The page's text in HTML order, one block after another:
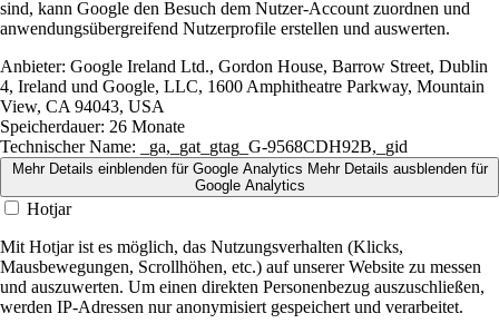
sind, kann Google den Besuch dem Nutzer-Account zuordnen und
anwendungsübergreifend Nutzerprofile erstellen und auswerten.
Anbieter: Google Ireland Ltd., Gordon House, Barrow Street, Dublin
4, Ireland und Google, LLC, 1600 Amphitheatre Parkway, Mountain
View, CA 94043, USA
Speicherdauer: 26 Monate
Technischer Name: _ga,_gat_gtag_G-9568CDH92B,_gid
Mehr Details einblendenfür Google Analytics Mehr Details ausblendenfür
Google Analytics
Hotjar
Mit Hotjar ist es möglich, das Nutzungsverhalten (Klicks,
Mausbewegungen, Scrollhöhen, etc.) auf unserer Website zu messen
und auszuwerten. Um einen direkten Personenbezug auszuschließen,
werden IP-Adressen nur anonymisiert gespeichert und verarbeitet.